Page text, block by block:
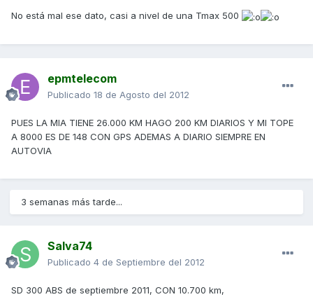
No está mal ese dato, casi a nivel de una Tmax 500
epmtelecom
Publicado 18 de Agosto del 2012
PUES LA MIA TIENE 26.000 KM HAGO 200 KM DIARIOS Y MI TOPE
A 8000 ES DE 148 CON GPS ADEMAS A DIARIO SIEMPRE EN
AUTOVIA
3 semanas más tarde...
Salva74
Publicado 4 de Septiembre del 2012
SD 300 ABS de septiembre 2011, CON 10.700 km,